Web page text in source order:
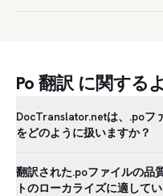
Po 翻訳 に関する
DocTranslator.netは、.poフ
をどのように扱いますか？
翻訳された.poファイルの品
トのローカライズに適して